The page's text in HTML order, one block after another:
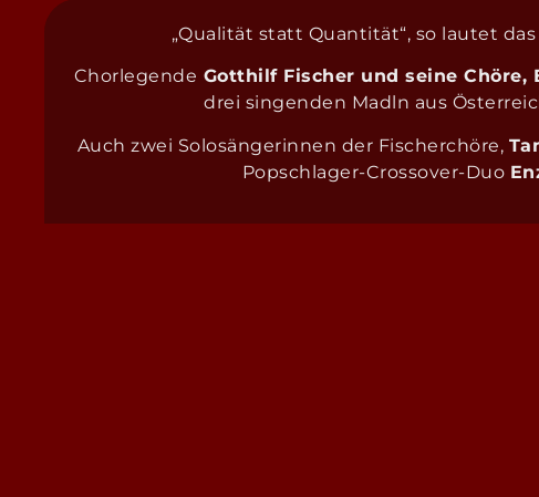
„Qualität statt Quantität“, so lautet
Chorlegende Gotthilf Fischer und seine Chöre,
drei singenden Madln aus
Auch zwei Solosängerinnen der Fischerchöre,
Popschlager-Crossover-Duo